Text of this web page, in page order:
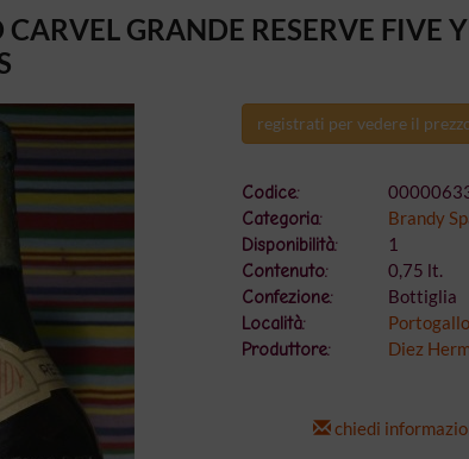
GRANDE RESERVE FIVE
registrati per vedere il
Codice:
Categoria:
Brandy
Disponibilità:
1
Contenuto:
0,75 lt.
Confezione:
Bottiglia
Località:
Produttore:
Diez
chiedi